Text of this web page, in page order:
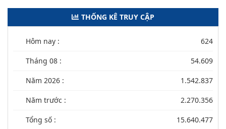
THỐNG KÊ TRUY CẬP
Hôm nay : 624
Tháng 08 : 54.609
Năm 2026 : 1.542.837
Năm trước : 2.270.356
Tổng số : 15.640.477